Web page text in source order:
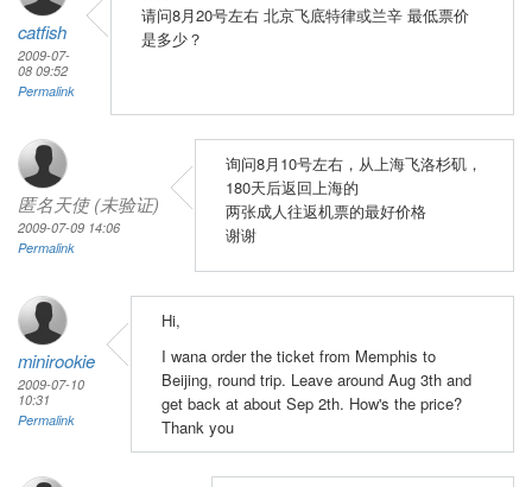
catfish
2009-07-
08 09:52
Permalink
请问8月20号左右 北京飞底特律或兰辛 最低票价
是多少？
匿名天使 (未验证)
2009-07-09 14:06
Permalink
询问8月10号左右，从上海飞洛杉矶，
180天后返回上海的
两张成人往返机票的最好价格
谢谢
minirookie
2009-07-10
10:31
Permalink
Hi,
I wana order the ticket from Memphis to
Beijing, round trip. Leave around Aug 3th and
get back at about Sep 2th. How's the price?
Thank you